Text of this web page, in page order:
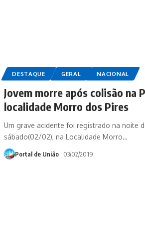
DESTAQUE GERAL NACIONAL
Jovem morre após colisão na
localidade Morro dos Pires
Um grave acidente foi registrado na noite
sábado(02/02), na Localidade Morro…
Portal de União 03/02/2019